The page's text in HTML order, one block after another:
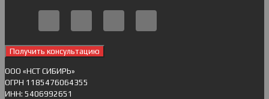
Получить консультацию
ОOO «НСТ СИБИРЬ»
ОГРН 1185476064355
ИНН: 5406992651